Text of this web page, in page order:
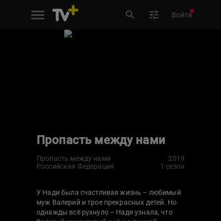
Войти
Пропасть между нами
Пропасть между нами
2019
Российская Федерация
1 сезон
У Нади была счастливая жизнь – любимый
муж Валерий и трое прекрасных детей. Но
однажды всё рухнуло – Надя узнала, что